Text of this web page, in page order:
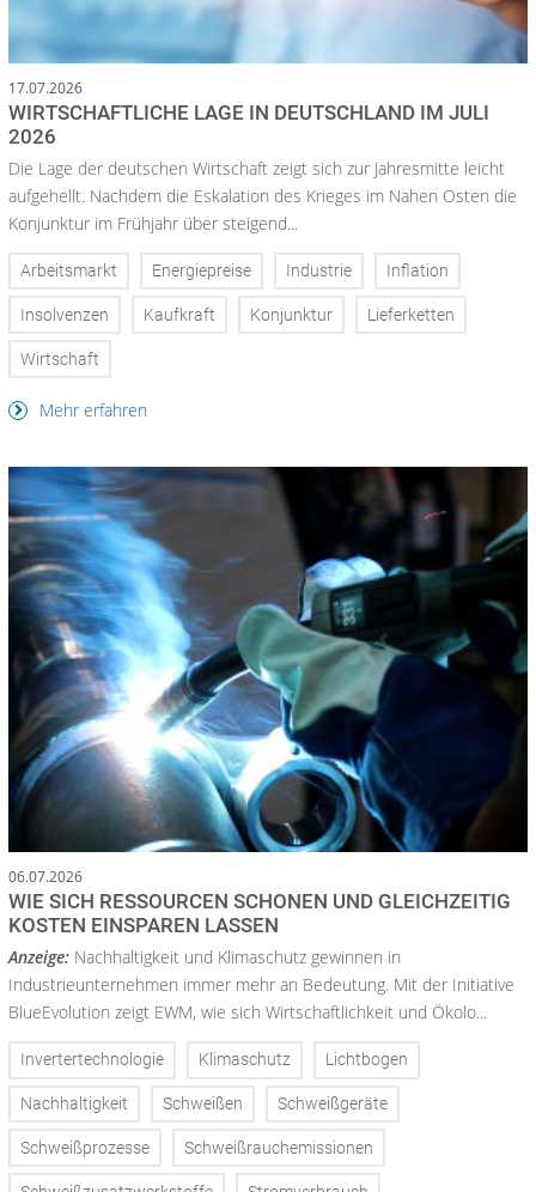
17.07.2026
WIRTSCHAFTLICHE LAGE IN DEUTSCHLAND IM JULI
2026
Die Lage der deutschen Wirtschaft zeigt sich zur Jahresmitte leicht
aufgehellt. Nachdem die Eskalation des Krieges im Nahen Osten die
Konjunktur im Frühjahr über steigend...
Arbeitsmarkt Energiepreise Industrie Inflation
Insolvenzen Kaufkraft Konjunktur Lieferketten
Wirtschaft
Mehr erfahren
06.07.2026
WIE SICH RESSOURCEN SCHONEN UND GLEICHZEITIG
KOSTEN EINSPAREN LASSEN
Anzeige: Nachhaltigkeit und Klimaschutz gewinnen in
Industrieunternehmen immer mehr an Bedeutung. Mit der Initiative
BlueEvolution zeigt EWM, wie sich Wirtschaftlichkeit und Ökolo...
Invertertechnologie Klimaschutz Lichtbogen
Nachhaltigkeit Schweißen Schweißgeräte
Schweißprozesse Schweißrauchemissionen